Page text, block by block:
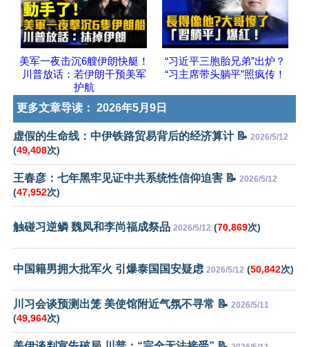
美军一夜击沉6艘伊朗快艇！
川普放话：若伊朗干预美军
护航
“习近平三胞胎兄弟”出炉？
“习主席带头躺平”照疯传！
更多文章导读： 2026年5月9日
虚假的生命线：中伊铁路贸易背后的经济算计 📝 2026/5/12
(49,408次)
王春彦：七年黑牢见证中共系统性信仰迫害 📝 2026/5/12
(47,952次)
触碰习逆鳞 魏凤和李尚福成祭品 2026/5/12 (70,869次)
中国籍男拥大批军火 引爆泰国国安疑虑 2026/5/12 (50,842次)
川习会谈预测出笼 美使馆附近气氛不寻常 📝 2026/5/11
(49,964次)